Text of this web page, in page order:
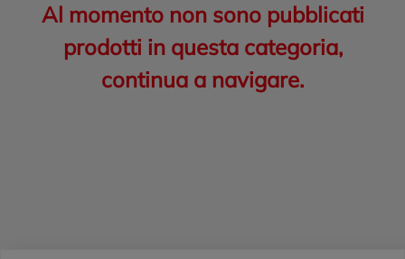
Al momento non sono pubblicati
prodotti in questa categoria,
continua a navigare.